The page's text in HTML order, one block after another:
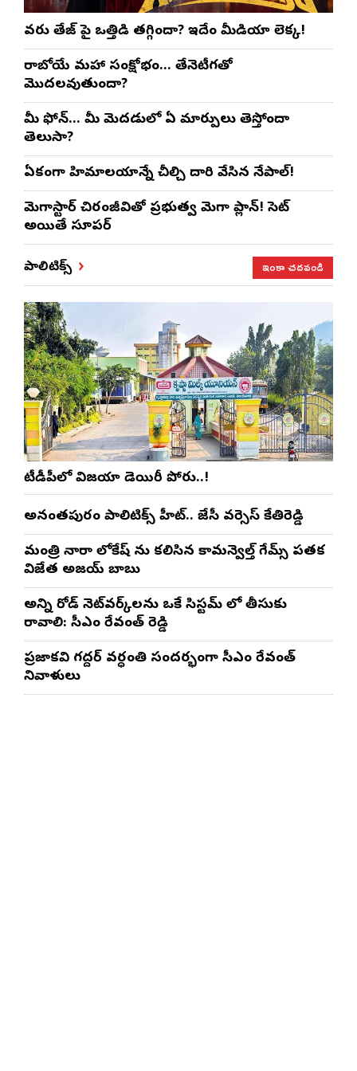
వరుణ్ తేజ్‌ పై ఒత్తిడి తగ్గిందా? ఇదేం మీడియా లెక్క!
రాబోయే మహా సంక్షోభం… తేనెటీగతో
మొదలవుతుందా?
మీ ఫోన్… మీ మెదడులో ఏ మార్పులు తెస్తోందా
తెలుసా?
ఏకంగా హిమాలయాన్నే చీల్చి దారి వేసిన నేపాల్!
మెగాస్టార్ చిరంజీవితో ప్రభుత్వ మెగా ప్లాన్! సెట్
అయితే సూపర్
పాలిటిక్స్ ఇంకా చదవండి
టీడీపీలో విజయా డెయిరీ పోరు..!
అనంతపురం పాలిటిక్స్ హీట్.. జేసీ వర్సెస్ కేతిరెడ్డి
మంత్రి నారా లోకేష్ ను కలిసిన కామన్వెల్త్ గేమ్స్ పతక
విజేత అజయ్ బాబు
అన్ని రోడ్ నెట్‌వర్క్‌లను ఒకే సిస్టమ్ లో తీసుకు
రావాలి: సీఎం రేవంత్ రెడ్డి
ప్రజాకవి గద్దర్‌ వర్ధంతి సందర్భంగా సీఎం రేవంత్‌
నివాళులు